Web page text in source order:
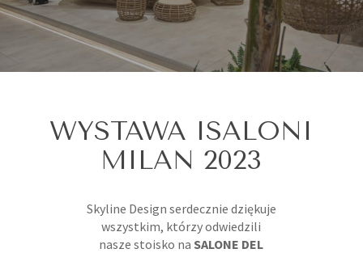
WYSTAWA ISALONI
MILAN 2023
Skyline Design serdecznie dziękuje
wszystkim, którzy odwiedzili
nasze stoisko na SALONE DEL